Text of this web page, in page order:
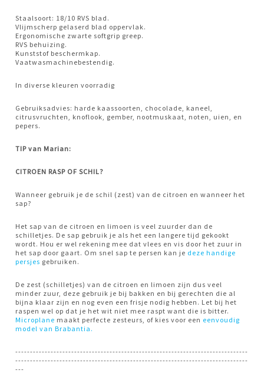
Staalsoort: 18/10 RVS blad.
Vlijmscherp gelaserd blad oppervlak.
Ergonomische zwarte softgrip greep.
RVS behuizing.
Kunststof beschermkap.
Vaatwasmachinebestendig.
In diverse kleuren voorradig
Gebruiksadvies: harde kaassoorten, chocolade, kaneel,
citrusvruchten, knoflook, gember, nootmuskaat, noten, uien, en
pepers.
TIP van Marian:
CITROEN RASP OF SCHIL?
Wanneer gebruik je de schil (zest) van de citroen en wanneer het
sap?
Het sap van de citroen en limoen is veel zuurder dan de
schilletjes. De sap gebruik je als het een langere tijd gekookt
wordt. Hou er wel rekening mee dat vlees en vis door het zuur in
het sap door gaart. Om snel sap te persen kan je deze handige
persjes gebruiken.
De zest (schilletjes) van de citroen en limoen zijn dus veel
minder zuur, deze gebruik je bij bakken en bij gerechten die al
bijna klaar zijn en nog even een frisje nodig hebben. Let bij het
raspen wel op dat je het wit niet mee raspt want die is bitter.
Microplane maakt perfecte zesteurs, of kies voor een eenvoudig
model van Brabantia.
-------------------------------------------------------------------------------
-------------------------------------------------------------------------------
---